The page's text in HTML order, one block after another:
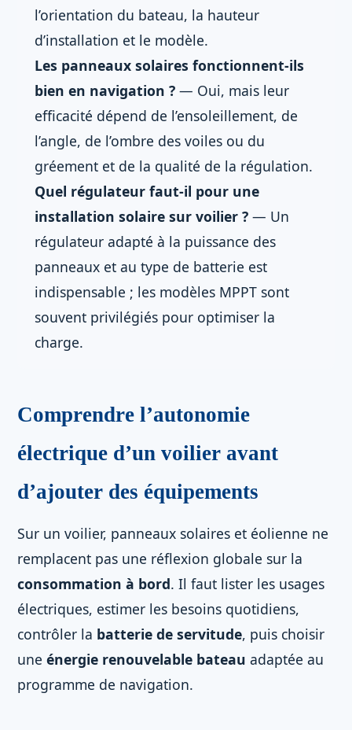
l’orientation du bateau, la hauteur
d’installation et le modèle.
Les panneaux solaires fonctionnent-ils
bien en navigation ? — Oui, mais leur
efficacité dépend de l’ensoleillement, de
l’angle, de l’ombre des voiles ou du
gréement et de la qualité de la régulation.
Quel régulateur faut-il pour une
installation solaire sur voilier ? — Un
régulateur adapté à la puissance des
panneaux et au type de batterie est
indispensable ; les modèles MPPT sont
souvent privilégiés pour optimiser la
charge.
Comprendre l’autonomie
électrique d’un voilier avant
d’ajouter des équipements
Sur un voilier, panneaux solaires et éolienne ne
remplacent pas une réflexion globale sur la
consommation à bord. Il faut lister les usages
électriques, estimer les besoins quotidiens,
contrôler la batterie de servitude, puis choisir
une énergie renouvelable bateau adaptée au
programme de navigation.